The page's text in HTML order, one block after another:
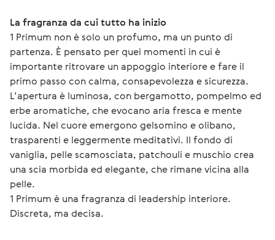
La fragranza da cui tutto ha inizio
1 Primum non è solo un profumo, ma un punto di
partenza. È pensato per quei momenti in cui è
importante ritrovare un appoggio interiore e fare il
primo passo con calma, consapevolezza e sicurezza.
L’apertura è luminosa, con bergamotto, pompelmo ed
erbe aromatiche, che evocano aria fresca e mente
lucida. Nel cuore emergono gelsomino e olibano,
trasparenti e leggermente meditativi. Il fondo di
vaniglia, pelle scamosciata, patchouli e muschio crea
una scia morbida ed elegante, che rimane vicina alla
pelle.
1 Primum è una fragranza di leadership interiore.
Discreta, ma decisa.